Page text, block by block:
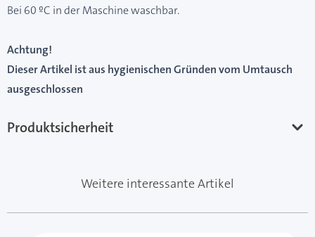
Bei 60 ºC in der Maschine waschbar.
Achtung!
Dieser Artikel ist aus hygienischen Gründen vom Umtausch
ausgeschlossen
Produktsicherheit
Weitere interessante Artikel